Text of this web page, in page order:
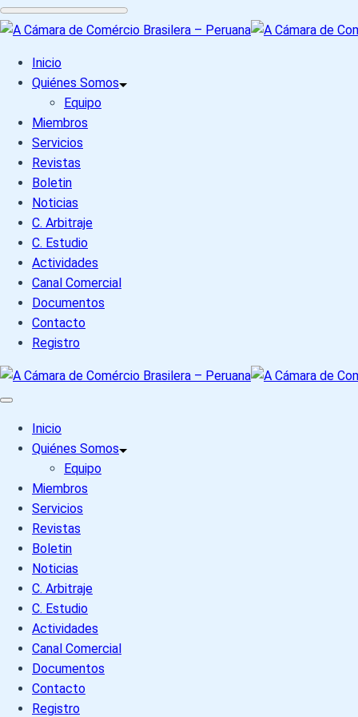
Skip
contentInicio
Quiénes Somos
Equipo
Miembros
Servicios
Revistas
Boletin
Noticias
C. Arbitraje
C. Estudio
Actividades
Canal Comercial
Documentos
Contacto
Registro
Inicio
Quiénes Somos
Equipo
Miembros
Servicios
Revistas
Boletin
Noticias
C. Arbitraje
C. Estudio
Actividades
Canal Comercial
Documentos
Contacto
Registro